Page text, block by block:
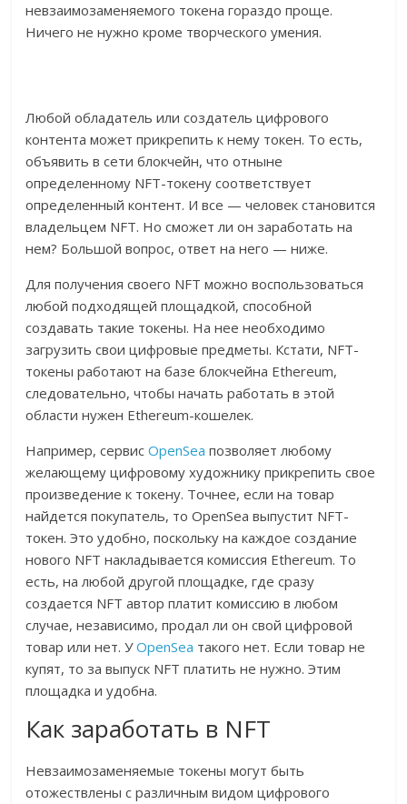
невзаимозаменяемого токена гораздо проще.
Ничего не нужно кроме творческого умения.
Любой обладатель или создатель цифрового
контента может прикрепить к нему токен. То есть,
объявить в сети блокчейн, что отныне
определенному NFT-токену соответствует
определенный контент. И все — человек становится
владельцем NFT. Но сможет ли он заработать на
нем? Большой вопрос, ответ на него — ниже.
Для получения своего NFT можно воспользоваться
любой подходящей площадкой, способной
создавать такие токены. На нее необходимо
загрузить свои цифровые предметы. Кстати, NFT-
токены работают на базе блокчейна Ethereum,
следовательно, чтобы начать работать в этой
области нужен Ethereum-кошелек.
Например, сервисOpenSea позволяет любому
желающему цифровому художнику прикрепить свое
произведение к токену. Точнее, если на товар
найдется покупатель, то OpenSea выпустит NFT-
токен. Это удобно, поскольку на каждое создание
нового NFT накладывается комиссия Ethereum. То
есть, на любой другой площадке, где сразу
создается NFT автор платит комиссию в любом
случае, независимо, продал ли он свой цифровой
товар или нет. УOpenSea такого нет. Если товар не
купят, то за выпуск NFT платить не нужно. Этим
площадка и удобна.
Как заработать в NFT
Невзаимозаменяемые токены могут быть
отожествлены с различным видом цифрового